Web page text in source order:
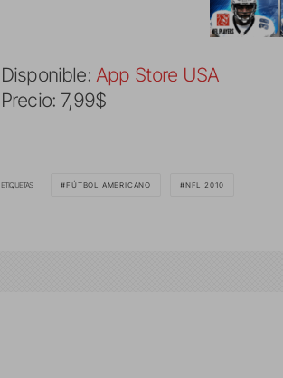
Disponible: App Store USA
Precio: 7,99$
ETIQUETAS FÚTBOL AMERICANO NFL 2010